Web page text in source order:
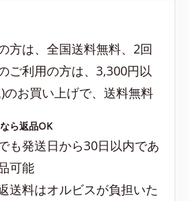
方は、全国送料無料、2回
ご利用の方は、3,300円以
のお買い上げで、送料無料
ら返品OK
も発送日から30日以内であ
可能
送料はオルビスが負担いた